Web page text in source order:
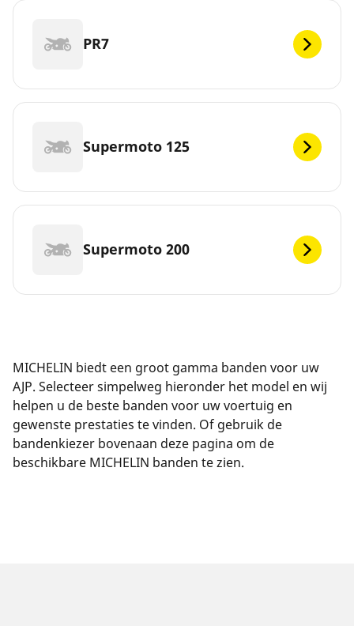
PR7
Supermoto 125
Supermoto 200
MICHELIN biedt een groot gamma banden voor uw
AJP. Selecteer simpelweg hieronder het model en wij
helpen u de beste banden voor uw voertuig en
gewenste prestaties te vinden. Of gebruik de
bandenkiezer bovenaan deze pagina om de
beschikbare MICHELIN banden te zien.